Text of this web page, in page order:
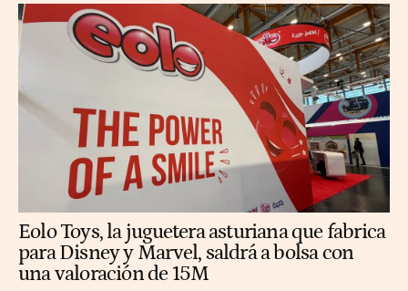
Eolo Toys, la juguetera asturiana que fabrica
para Disney y Marvel, saldrá a bolsa con
una valoración de 15M